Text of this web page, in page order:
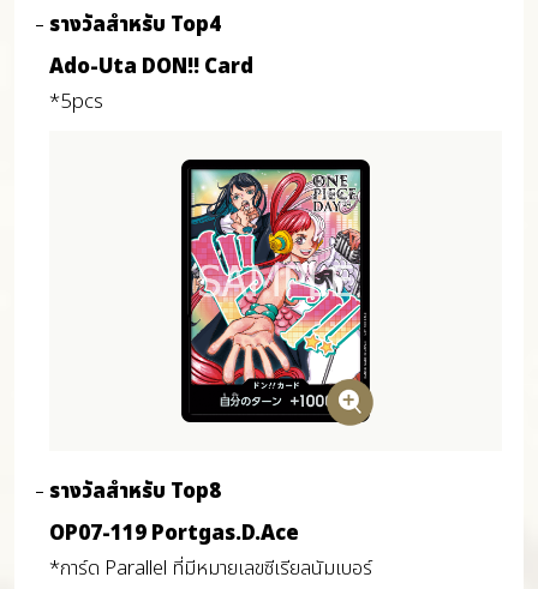
รางวัลสำหรับ Top4
Ado-Uta DON!! Card
*5pcs
รางวัลสำหรับ Top8
OP07-119 Portgas.D.Ace
*การ์ด Parallel ที่มีหมายเลขซีเรียลนัมเบอร์